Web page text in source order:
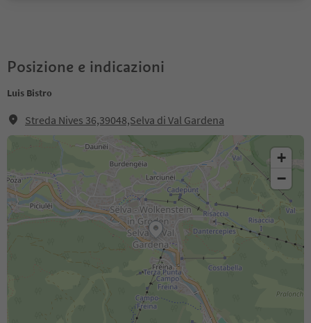
Posizione e indicazioni
Luis Bistro
Streda Nives 36,39048,Selva di Val Gardena
+
−